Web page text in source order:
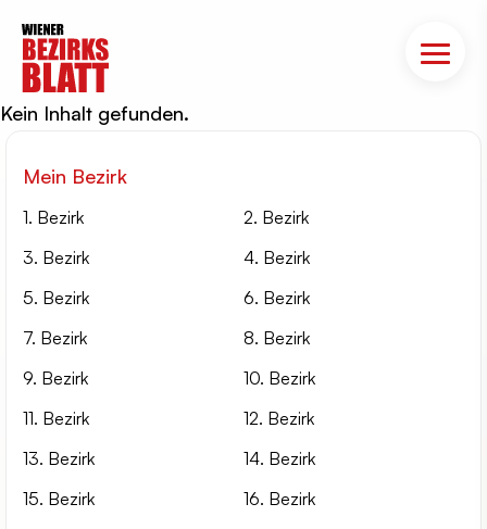
Kein Inhalt gefunden.
Mein Bezirk
1. Bezirk
2. Bezirk
3. Bezirk
4. Bezirk
5. Bezirk
6. Bezirk
7. Bezirk
8. Bezirk
9. Bezirk
10. Bezirk
11. Bezirk
12. Bezirk
13. Bezirk
14. Bezirk
15. Bezirk
16. Bezirk